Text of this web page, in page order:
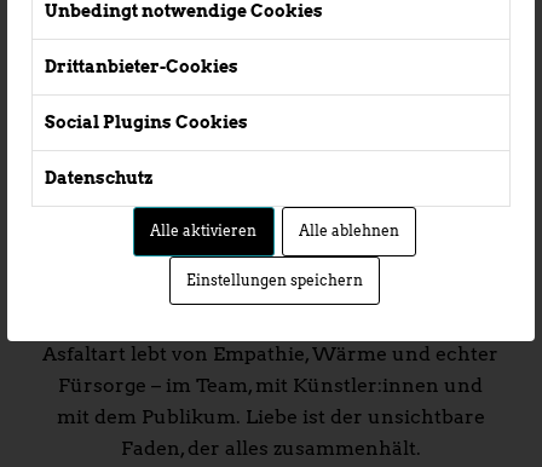
Unbedingt notwendige Cookies
Drittanbieter-Cookies
Social Plugins Cookies
Datenschutz
Alle aktivieren Alle ablehnen
Einstellungen speichern
LIEBE
Asfaltart lebt von Empathie, Wärme und echter
Fürsorge – im Team, mit Künstler:innen und
mit dem Publikum. Liebe ist der unsichtbare
Faden, der alles zusammenhält.